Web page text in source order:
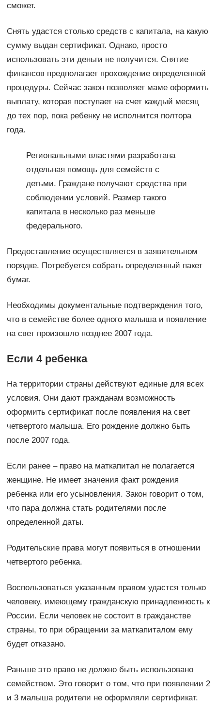
сможет.
Снять удастся столько средств с капитала, на какую
сумму выдан сертификат. Однако, просто
использовать эти деньги не получится. Снятие
финансов предполагает прохождение определенной
процедуры. Сейчас закон позволяет маме оформить
выплату, которая поступает на счет каждый месяц
до тех пор, пока ребенку не исполнится полтора
года.
Региональными властями разработана
отдельная помощь для семейств с
детьми. Граждане получают средства при
соблюдении условий. Размер такого
капитала в несколько раз меньше
федерального.
Предоставление осуществляется в заявительном
порядке. Потребуется собрать определенный пакет
бумаг.
Необходимы документальные подтверждения того,
что в семействе более одного малыша и появление
на свет произошло позднее 2007 года.
Если 4 ребенка
На территории страны действуют единые для всех
условия. Они дают гражданам возможность
оформить сертификат после появления на свет
четвертого малыша. Его рождение должно быть
после 2007 года.
Если ранее – право на маткапитал не полагается
женщине. Не имеет значения факт рождения
ребенка или его усыновления. Закон говорит о том,
что пара должна стать родителями после
определенной даты.
Родительские права могут появиться в отношении
четвертого ребенка.
Воспользоваться указанным правом удастся только
человеку, имеющему гражданскую принадлежность к
России. Если человек не состоит в гражданстве
страны, то при обращении за маткапиталом ему
будет отказано.
Раньше это право не должно быть использовано
семейством. Это говорит о том, что при появлении 2
и 3 малыша родители не оформляли сертификат.